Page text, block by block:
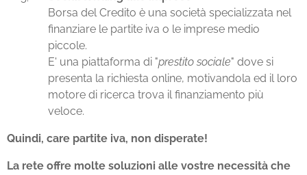
Borsa del Credito è una società specializzata nel
finanziare le partite iva o le imprese medio
piccole.
E' una piattaforma di "prestito sociale" dove si
presenta la richiesta online, motivandola ed il loro
motore di ricerca trova il finanziamento più
veloce.
Quindi, care partite iva, non disperate!
La rete offre molte soluzioni alle vostre necessità che